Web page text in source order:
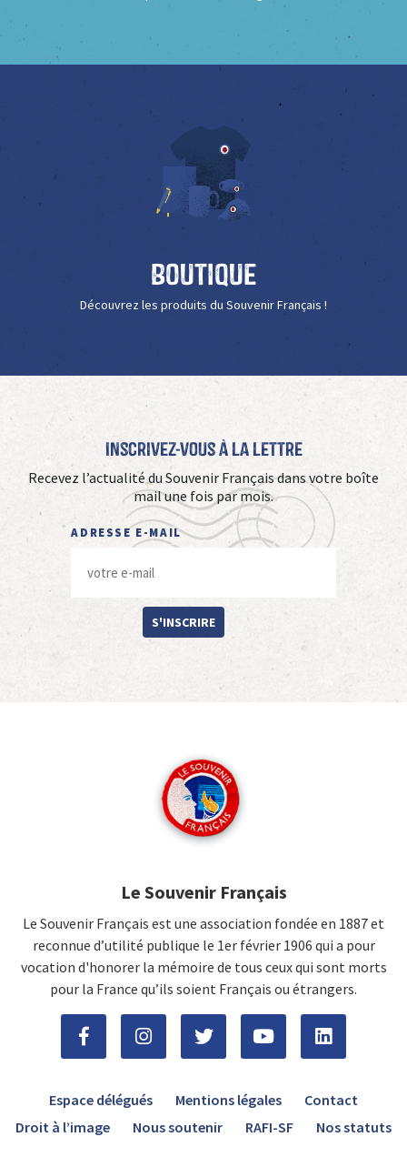
Boutique
Découvrez les produits du Souvenir Français !
Inscrivez-vous à La Lettre
Recevez l’actualité du Souvenir Français dans votre boîte
mail une fois par mois.
ADRESSE E-MAIL
S'INSCRIRE
Le Souvenir Français
Le Souvenir Français est une association fondée en 1887 et
reconnue d’utilité publique le 1er février 1906 qui a pour
vocation d'honorer la mémoire de tous ceux qui sont morts
pour la France qu’ils soient Français ou étrangers.
Espace délégués Mentions légales
Contact
Droit à l’image
Nous soutenir RAFI-SF Nos statuts